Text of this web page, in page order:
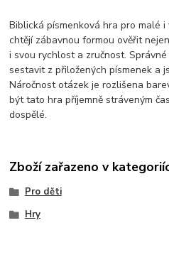
Biblická písmenková hra pro malé
chtějí zábavnou formou ověřit
i svou rychlost a zručnost.
sestavit z přiložených písmenek a
Náročnost otázek je rozlišena
být tato hra příjemně stráveným
dospělé.
Zboží zařazeno v
Pro děti
Hry